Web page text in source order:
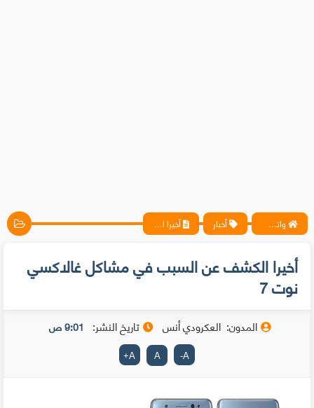
واتس آب ، فيسبوك ، أنترنت ، شروحات تقنية حصرية - المحترف أخبار أخيرا الكشف عن السبب في مشاكل غالاكسي نوت 7
أخيرا الكشف عن السبب في مشاكل غالاكسي
نوت 7
المدون: العكرودي أنس تاريخ النشر: 9:01 ص
A
-
A
A
+